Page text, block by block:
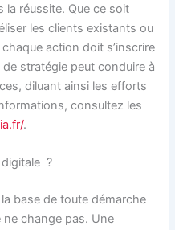
la réussite. Que ce soit
les clients existants ou
action doit s’inscrire
stratégie peut conduire à
diluant ainsi les efforts
consultez les
.
?
base de toute démarche
ne change pas. Une